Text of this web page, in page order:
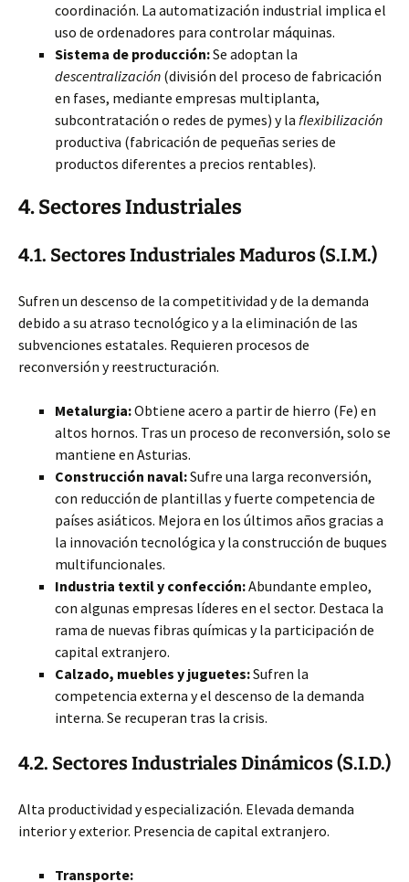
coordinación. La automatización industrial implica el
uso de ordenadores para controlar máquinas.
Sistema de producción:Se adoptan la
descentralización (división del proceso de fabricación
en fases, mediante empresas multiplanta,
subcontratación o redes de pymes) y la flexibilización
productiva (fabricación de pequeñas series de
productos diferentes a precios rentables).
4. Sectores Industriales
4.1. Sectores Industriales Maduros (S.I.M.)
Sufren un descenso de la competitividad y de la demanda
debido a su atraso tecnológico y a la eliminación de las
subvenciones estatales. Requieren procesos de
reconversión y reestructuración.
Metalurgia:Obtiene acero a partir de hierro (Fe) en
altos hornos. Tras un proceso de reconversión, solo se
mantiene en Asturias.
Construcción naval:Sufre una larga reconversión,
con reducción de plantillas y fuerte competencia de
países asiáticos. Mejora en los últimos años gracias a
la innovación tecnológica y la construcción de buques
multifuncionales.
Industria textil y confección:Abundante empleo,
con algunas empresas líderes en el sector. Destaca la
rama de nuevas fibras químicas y la participación de
capital extranjero.
Calzado, muebles y juguetes:Sufren la
competencia externa y el descenso de la demanda
interna. Se recuperan tras la crisis.
4.2. Sectores Industriales Dinámicos (S.I.D.)
Alta productividad y especialización. Elevada demanda
interior y exterior. Presencia de capital extranjero.
Transporte: